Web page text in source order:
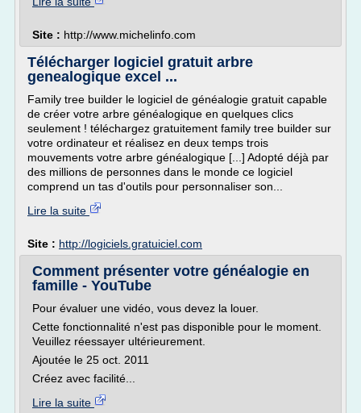
Site : http://www.michelinfo.com
Télécharger logiciel gratuit arbre
genealogique excel ...
Family tree builder le logiciel de généalogie gratuit capable
de créer votre arbre généalogique en quelques clics
seulement ! téléchargez gratuitement family tree builder sur
votre ordinateur et réalisez en deux temps trois
mouvements votre arbre généalogique [...] Adopté déjà par
des millions de personnes dans le monde ce logiciel
comprend un tas d'outils pour personnaliser son...
Lire la suite
Site : http://logiciels.gratuiciel.com
Comment présenter votre généalogie en
famille - YouTube
Pour évaluer une vidéo, vous devez la louer.
Cette fonctionnalité n'est pas disponible pour le moment.
Veuillez réessayer ultérieurement.
Ajoutée le 25 oct. 2011
Créez avec facilité...
Lire la suite